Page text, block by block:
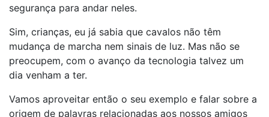
segurança para andar neles.
Sim, crianças, eu já sabia que cavalos não têm
mudança de marcha nem sinais de luz. Mas não se
preocupem, com o avanço da tecnologia talvez um
dia venham a ter.
Vamos aproveitar então o seu exemplo e falar sobre a
origem de palavras relacionadas aos nossos amigos